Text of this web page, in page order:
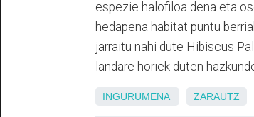
espezie halofiloa dena eta
hedapena habitat puntu
jarraitu nahi dute Hibiscus
landare horiek duten
INGURUMENA ZARAUTZ